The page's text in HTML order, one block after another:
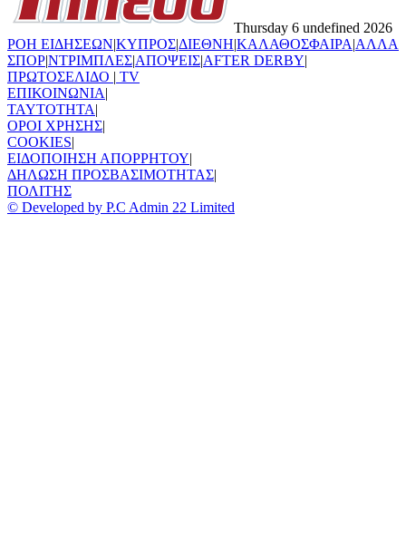
Thursday 6 undefined 2026
ΡΟΗ ΕΙΔΗΣΕΩΝ|ΚΥΠΡΟΣ|ΔΙΕΘΝΗ|ΚΑΛΑΘΟΣΦΑΙΡΑ|ΑΛΛΑ
ΣΠΟΡ|ΝΤΡΙΜΠΛΕΣ|ΑΠΟΨΕΙΣ|AFTER DERBY|
ΠΡΩΤΟΣΕΛΙΔΟ | TV
ΕΠΙΚΟΙΝΩΝΙΑ|
TAYTOTHTA|
ΟΡΟΙ ΧΡΗΣΗΣ|
COOKIES|
ΕΙΔΟΠΟΙΗΣΗ ΑΠΟΡΡΗΤΟΥ|
ΔΗΛΩΣΗ ΠΡΟΣΒΑΣΙΜΟΤΗΤΑΣ|
ΠΟΛΙΤΗΣ
© Developed by P.C Admin 22 Limited